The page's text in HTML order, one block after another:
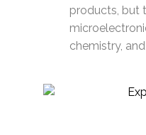
products, but
chemistry,